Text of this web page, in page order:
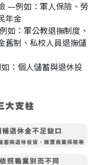
—例如：軍人保險、勞
年金
如：軍公教退撫制度、
舊制、私校人員退撫儲
：個人儲蓄與退休投